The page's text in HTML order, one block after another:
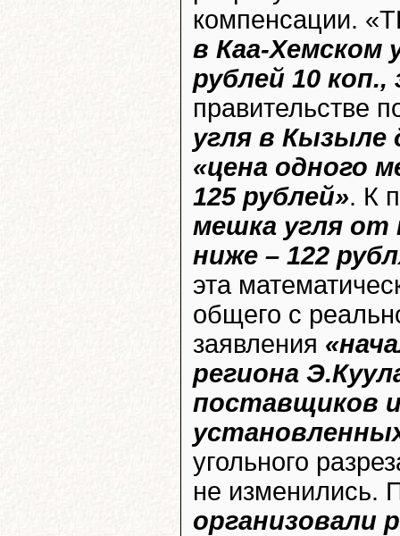
компенсации.
в Каа-Хемском
рублей 10 коп.,
правительстве
угля в Кызыле
«цена одного
125 рублей». К
мешка угля
ниже – 122
эта
общего с
заявления
региона
поставщиков
угольного
не изменились.
организовали